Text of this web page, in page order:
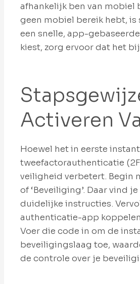
afhankelijk ben van mobiel
geen mobiel bereik hebt, is
een snelle, app-
kiest, zorg ervoor dat het
Activeren
Hoewel het in eerste
tweefactorauthenticatie
veiligheid verbetert. Begin
of ‘Beveiliging’. Daar vind
duidelijke instructies.
authenticatie-app
Voer die code in om de
beveiligingslaag toe,
de controle over je